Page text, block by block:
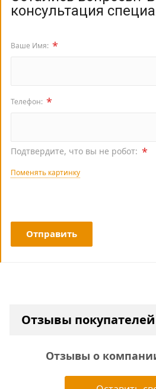
консультация
Ваше Имя: *
Телефон: *
Подтвердите, что вы не робот: *
Поменять картинку
Отправить
Отзывы покупателей
Отзывы о